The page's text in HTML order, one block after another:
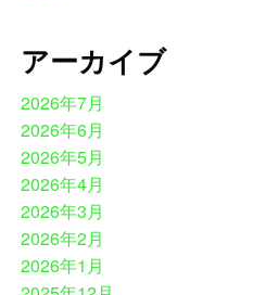
アーカイブ
2026年7月
2026年6月
2026年5月
2026年4月
2026年3月
2026年2月
2026年1月